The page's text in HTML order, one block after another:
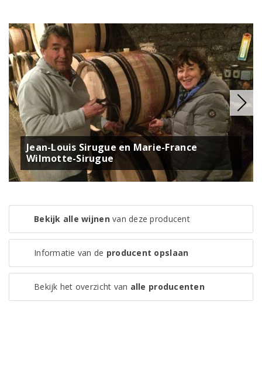
Jean-Louis Sirugue en Marie-France
Wilmotte-Sirugue
Bekijk alle wijnenvan deze producent
Informatie van de producent opslaan
Bekijk het overzicht van alle producenten